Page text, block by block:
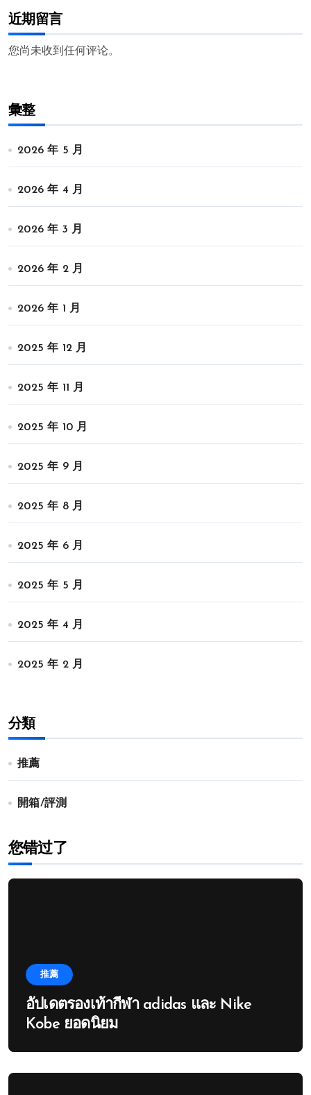
近期留言
您尚未收到任何评论。
彙整
2026 年 5 月
2026 年 4 月
2026 年 3 月
2026 年 2 月
2026 年 1 月
2025 年 12 月
2025 年 11 月
2025 年 10 月
2025 年 9 月
2025 年 8 月
2025 年 6 月
2025 年 5 月
2025 年 4 月
2025 年 2 月
分類
推薦
開箱/評測
您错过了
推薦
อัปเดตรองเท้ากีฬา adidas และ Nike
Kobe ยอดนิยม